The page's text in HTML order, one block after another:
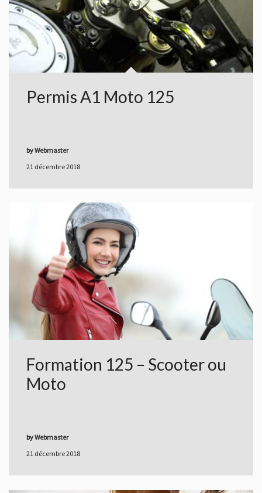
Permis A1 Moto 125
21 décembre 2018
byWebmaster
Formation 125 – Scooter ou
Moto
21 décembre 2018
byWebmaster